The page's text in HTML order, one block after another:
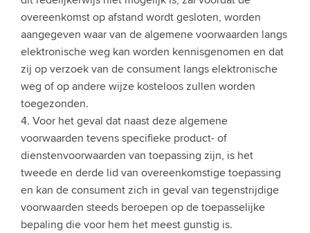
overeenkomst op afstand wordt gesloten, worden
aangegeven waar van de algemene voorwaarden langs
elektronische weg kan worden kennisgenomen en dat
zij op verzoek van de consument langs elektronische
weg of op andere wijze kosteloos zullen worden
toegezonden.
4. Voor het geval dat naast deze algemene
voorwaarden tevens specifieke product- of
dienstenvoorwaarden van toepassing zijn, is het
tweede en derde lid van overeenkomstige toepassing
en kan de consument zich in geval van tegenstrijdige
voorwaarden steeds beroepen op de toepasselijke
bepaling die voor hem het meest gunstig is.